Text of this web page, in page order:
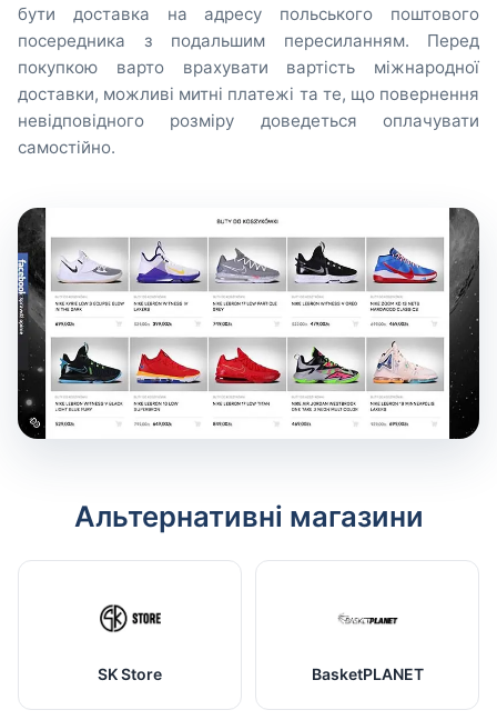
бути доставка на адресу польського поштового
посередника з подальшим пересиланням. Перед
покупкою варто врахувати вартість міжнародної
доставки, можливі митні платежі та те, що повернення
невідповідного розміру доведеться оплачувати
самостійно.
Альтернативні магазини
SK Store BasketPLANET